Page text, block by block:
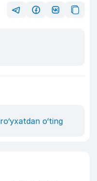
ro‘yxatdan o‘ting